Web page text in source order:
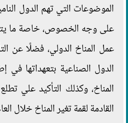
الموضوعات التي تهم الدول
على وجه الخصوص، خاصة ما
عمل المناخ الدولي، فضلًا عن
الدول الصناعية بتعهداتها في
المناخ، وكذلك التأكيد علي
القادمة لقمة تغير المناخ خلال العام